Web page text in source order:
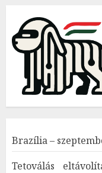
Brazília –
Tetoválás